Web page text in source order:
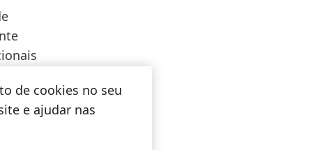
de cookies no seu
e ajudar nas